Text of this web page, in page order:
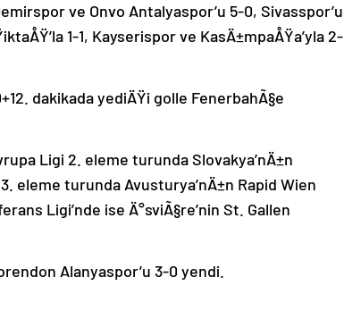
ve Onvo Antalyaspor’u 5-0, Sivasspor’u
1-1, Kayserispor ve KasÄ±mpaÅŸa’yla 2-
dakikada yediÄŸi golle FenerbahÃ§e
Ligi 2. eleme turunda Slovakya’nÄ±n
eleme turunda Avusturya’nÄ±n Rapid Wien
Ligi’nde ise Ä°sviÃ§re’nin St. Gallen
Alanyaspor’u 3-0 yendi.